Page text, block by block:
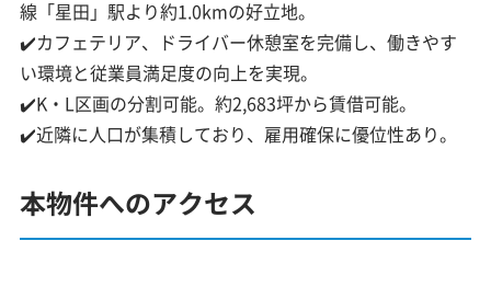
線「星田」駅より約1.0kmの好立地。
✔️カフェテリア、ドライバー休憩室を完備し、働きやす
い環境と従業員満足度の向上を実現。
✔️K・L区画の分割可能。約2,683坪から賃借可能。
✔️近隣に人口が集積しており、雇用確保に優位性あり。
本物件へのアクセス